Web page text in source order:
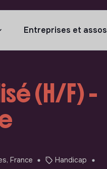
Entreprises et assos
(H/F) -
France
Handicap